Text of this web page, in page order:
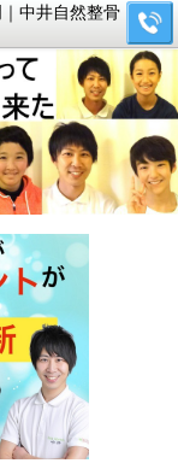
中井自然整骨